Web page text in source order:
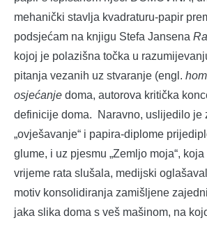
mehanički stavlja kvadraturu-papir
podsjećam na knjigu Stefa Jansena
kojoj je polazišna točka u
pitanja vezanih uz stvaranje (engl.
osjećanje doma, autorova kritička
definicije doma. Naravno, uslijedilo je
„ovješavanje“ i papira-diplome
glume, i uz pjesmu „Zemljo moja“,
vrijeme rata slušala, medijski
motiv konsolidiranja zamišljene
jaka slika doma s veš mašinom, na